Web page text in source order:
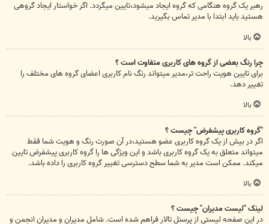
رهبر یک گروه هنگامی که گروه ایجاد میشود،تایین میگردد. اگر خواستار ایجاد گروهی
هستید باید ابتدا با مدیر تماس بگیرید.
بالا
چرا رنگ بعضی از گروه های کاربری متفاوت است ؟
برای تایین هویت راحت تر،مدیر میتواند رنگ نام کاربری اعضای گروه های مختلف را
تغییر دهد.
بالا
"گروه کاربری پیشفرض" چیست ؟
اگر در بیش از یک گروه کاربری عضو هستید،در آن صورت رنگ و هویت شما فقط
میتواند متعلق به یک گروه کاربری باشد و این ویژگی ها را گروه کاربری پیشفرض تایین
میکند. ممکن است مدیر به شما سطح دسترسی تغییر گروه کاربری را داده باشد.
بالا
لینک "لیست مدیران" چیست ؟
در این صفحه لیستی از پرسنل تالار فراهم شده است. شامل مدیران و مدیران انجمن و